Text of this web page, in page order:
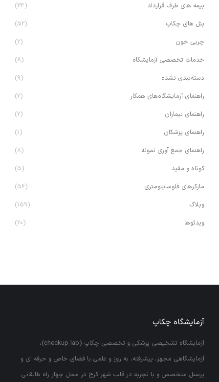
بیمه های طرف قرارداد
(24)
پنل های چکاپ
(52)
چربی خون
(2)
خدمات تخصصی آزمایشگاه
(8)
دسته‌بندی نشده
(9)
راهنمای آزمایشگاه‌های همکار
(2)
راهنمای بیماران
(2)
راهنمای پزشکان
(1)
راهنمای جمع آوری نمونه
(8)
کوتاه و مفید
(5)
مارکرهای فلوسایتومتری
(56)
وبلاگ
(159)
ویدئوها
(20)
آزمایشگاه چکاپ
آزمایشگاه تشخیصی پزشکی و تخصصی چکاپ (checkup lab)،
آزمایشگاهی مجهز، پیشرفته، به روز و علمی با فضای خاص و حرفه ای و
پرسنل متخصص و با تجربه در قلب شهر کرج در محل چهار راه طالقانی